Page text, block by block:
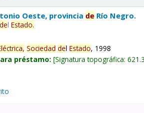
Oeste, provincia de Río Negro.
delEstado.
Sociedad delEstado, 1998
préstamo: Signatura topográfica: